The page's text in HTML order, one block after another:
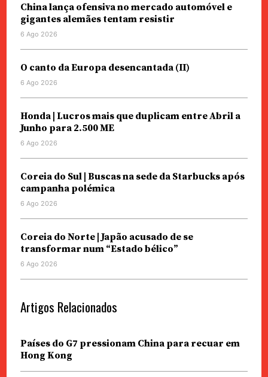
China lança ofensiva no mercado automóvel e
gigantes alemães tentam resistir
6 Ago 2026
O canto da Europa desencantada (II)
6 Ago 2026
Honda | Lucros mais que duplicam entre Abril a
Junho para 2.500 ME
6 Ago 2026
Coreia do Sul | Buscas na sede da Starbucks após
campanha polémica
6 Ago 2026
Coreia do Norte | Japão acusado de se
transformar num “Estado bélico”
6 Ago 2026
Artigos Relacionados
Países do G7 pressionam China para recuar em
Hong Kong